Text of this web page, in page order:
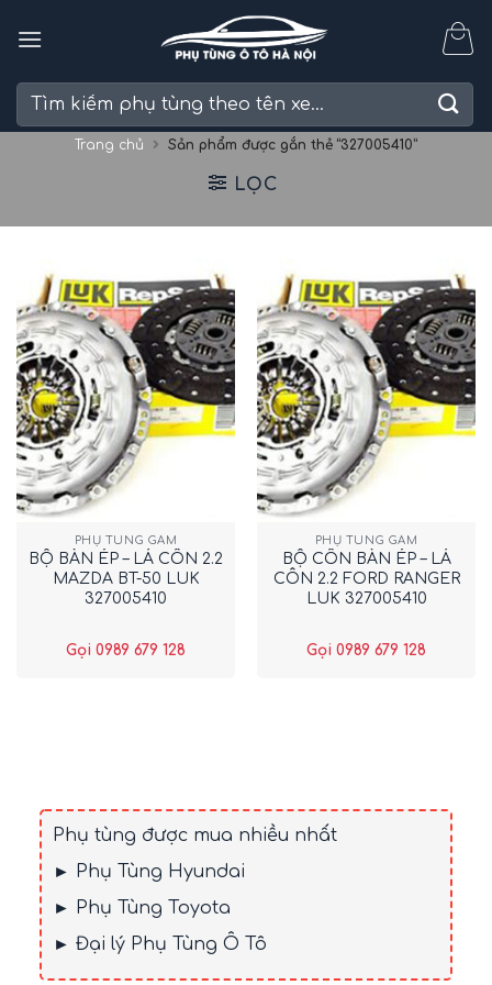
Tìm
Trang chủ Sản phẩm được gắn thẻ “327005410”
LỌC
PHỤ TÙNG GẦM
BỘ BÀN ÉP – LÁ CÔN 2.2
MAZDA BT-50 LUK
327005410
Gọi 0989 679 128
PHỤ TÙNG GẦM
BỘ CÔN BÀN ÉP – LÁ
CÔN 2.2 FORD RANGER
LUK 327005410
Gọi 0989 679 128
Phụ tùng được mua nhiều nhất
► Phụ Tùng Hyundai
► Phụ Tùng Toyota
► Đại lý Phụ Tùng Ô Tô